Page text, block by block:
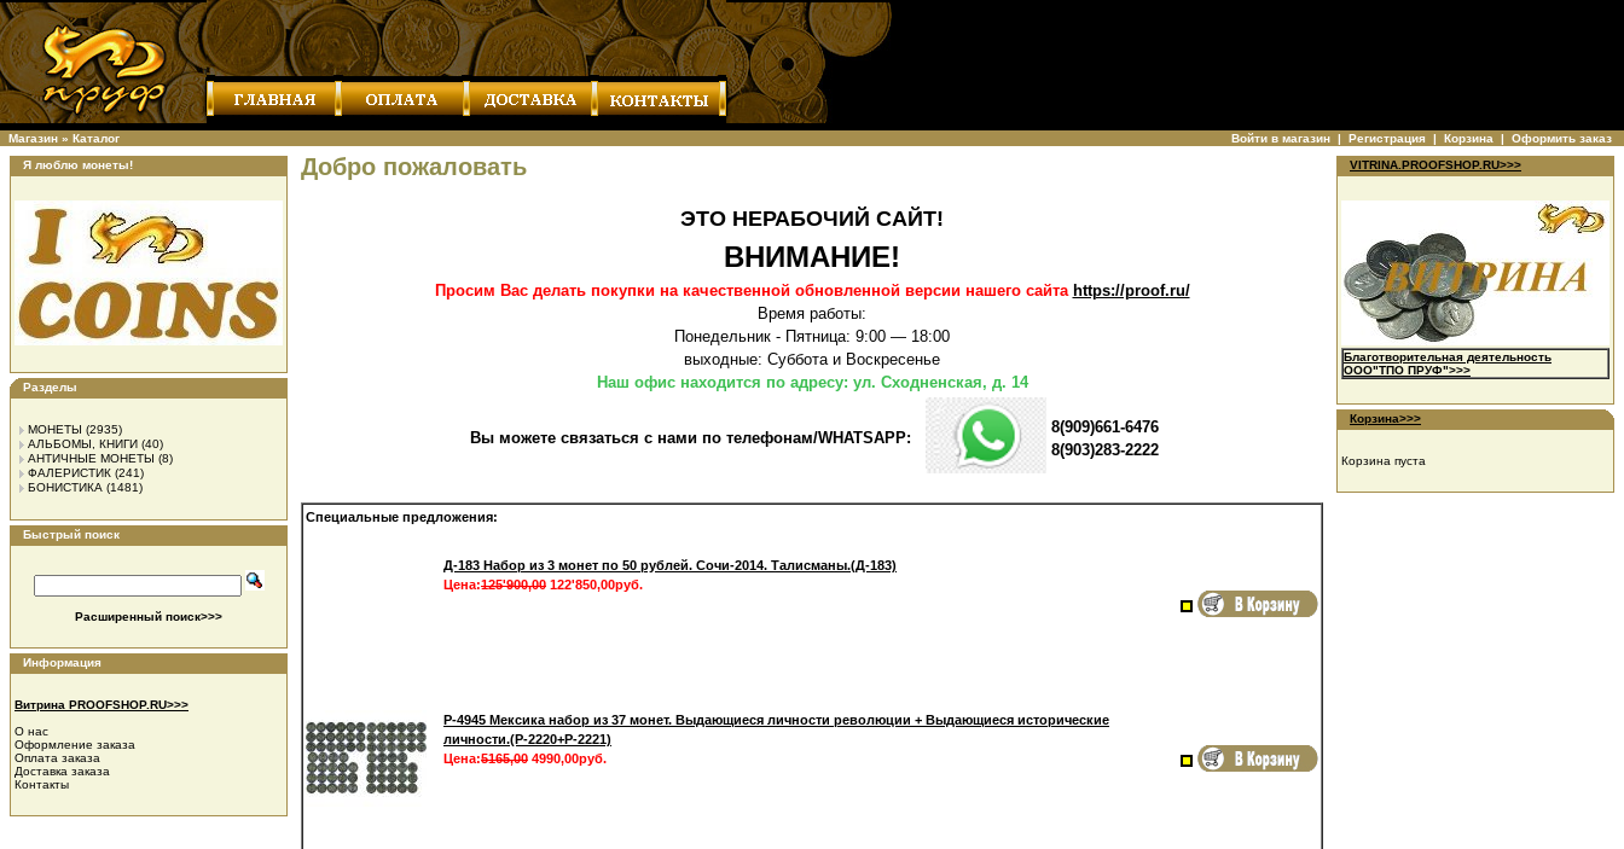
Магазин » Каталог Войти в магазин | Регистрация | Корзина | Оформить заказ
Я люблю монеты!
Разделы
МОНЕТЫ (2935)
АЛЬБОМЫ, КНИГИ (40)
АНТИЧНЫЕ МОНЕТЫ (8)
ФАЛЕРИСТИК (241)
БОНИСТИКА (1481)
Быстрый поиск
Расширенный поиск>>>
Информация
Витрина PROOFSHOP.RU>>>
О нас
Оформление заказа
Оплата заказа
Доставка заказа
Контакты
Добро пожаловать
ЭТО НЕРАБОЧИЙ САЙТ!
ВНИМАНИЕ!
Просим Вас делать покупки на качественной обновленной версии нашего сайта https://proof.ru/
Время работы:
Понедельник - Пятница: 9:00 — 18:00
выходные: Суббота и Воскресенье
Наш офис находится по адресу: ул. Сходненская, д. 14
Вы можете связаться с нами по телефонам/WHATSAPP:
8(909)661-6476
8(903)283-2222
Специальные предложения:
Д-183 Набор из 3 монет по 50 рублей. Сочи-2014. Талисманы.(Д-183)
Цена:125'900,00 122'850,00руб.
Р-4945 Мексика набор из 37 монет. Выдающиеся личности революции + Выдающиеся исторические
личности.(Р-2220+Р-2221)
Цена:5165,00 4990,00руб.
VITRINA.PROOFSHOP.RU>>>
Благотворительная деятельность
ООО"ТПО ПРУФ">>>
Корзина>>>
Корзина пуста